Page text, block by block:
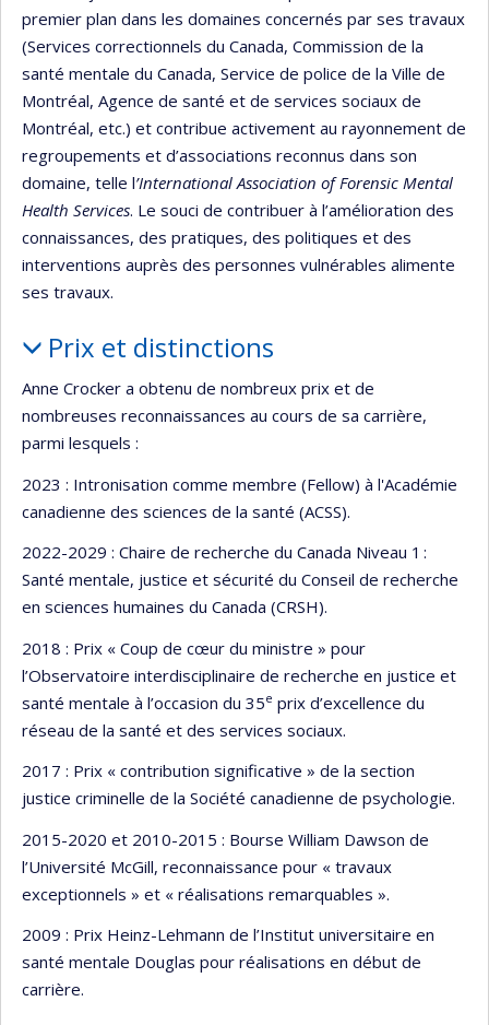
premier plan dans les domaines concernés par ses travaux
(Services correctionnels du Canada, Commission de la
santé mentale du Canada, Service de police de la Ville de
Montréal, Agence de santé et de services sociaux de
Montréal, etc.) et contribue activement au rayonnement de
regroupements et d’associations reconnus dans son
domaine, telle l’International Association of Forensic Mental
Health Services. Le souci de contribuer à l’amélioration des
connaissances, des pratiques, des politiques et des
interventions auprès des personnes vulnérables alimente
ses travaux.
Prix et distinctions
Anne Crocker a obtenu de nombreux prix et de
nombreuses reconnaissances au cours de sa carrière,
parmi lesquels :
2023 : Intronisation comme membre (Fellow) à l'Académie
canadienne des sciences de la santé (ACSS).
2022-2029 : Chaire de recherche du Canada Niveau 1 :
Santé mentale, justice et sécurité du Conseil de recherche
en sciences humaines du Canada (CRSH).
2018 : Prix « Coup de cœur du ministre » pour
l’Observatoire interdisciplinaire de recherche en justice et
santé mentale à l’occasion du 35e prix d’excellence du
réseau de la santé et des services sociaux.
2017 : Prix « contribution significative » de la section
justice criminelle de la Société canadienne de psychologie.
2015-2020 et 2010-2015 : Bourse William Dawson de
l’Université McGill, reconnaissance pour « travaux
exceptionnels » et « réalisations remarquables ».
2009 : Prix Heinz-Lehmann de l’Institut universitaire en
santé mentale Douglas pour réalisations en début de
carrière.